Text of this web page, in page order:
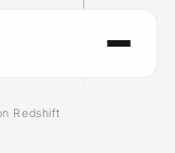
Redshift